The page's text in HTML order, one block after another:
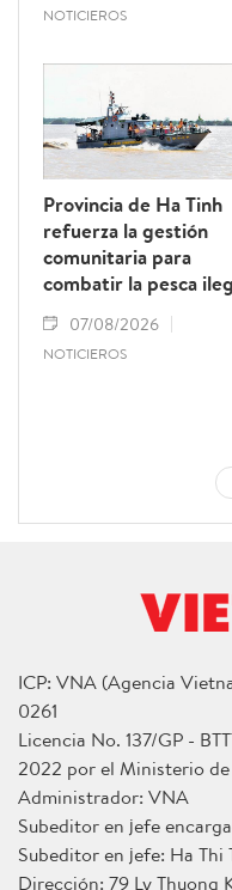
NOTICIEROS
Provincia de Ha Tinh
refuerza la gestión
comunitaria para
combatir la pesca
07/08/2026
NOTICIEROS
ICP: VNA (Agencia
0261
Licencia No. 137/GP -
2022 por el Ministerio
Administrador: VNA
Subeditor en jefe
Subeditor en jefe: Ha Thi
Dirección: 79 Ly Thuong